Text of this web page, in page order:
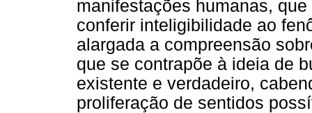
manifestações humanas,
conferir inteligibilidade ao
alargada a compreensão
que se contrapõe à ideia de
existente e verdadeiro,
proliferação de sentidos